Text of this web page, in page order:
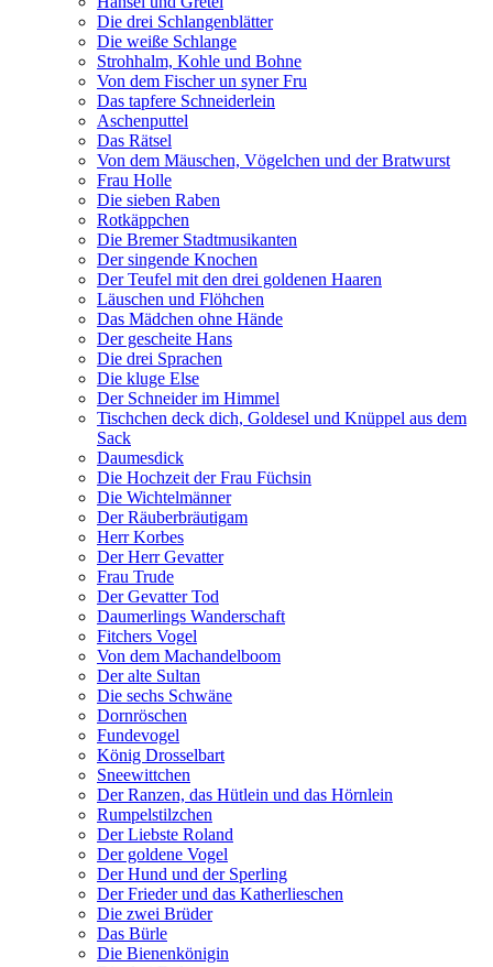
Die drei Schlangenblätter
Die weiße Schlange
Strohhalm, Kohle und Bohne
Von dem Fischer un syner Fru
Das tapfere Schneiderlein
Aschenputtel
Das Rätsel
Von dem Mäuschen, Vögelchen und der Bratwurst
Frau Holle
Die sieben Raben
Rotkäppchen
Die Bremer Stadtmusikanten
Der singende Knochen
Der Teufel mit den drei goldenen Haaren
Läuschen und Flöhchen
Das Mädchen ohne Hände
Der gescheite Hans
Die drei Sprachen
Die kluge Else
Der Schneider im Himmel
Tischchen deck dich, Goldesel und Knüppel aus dem
Sack
Daumesdick
Die Hochzeit der Frau Füchsin
Die Wichtelmänner
Der Räuberbräutigam
Herr Korbes
Der Herr Gevatter
Frau Trude
Der Gevatter Tod
Daumerlings Wanderschaft
Fitchers Vogel
Von dem Machandelboom
Der alte Sultan
Die sechs Schwäne
Dornröschen
Fundevogel
König Drosselbart
Sneewittchen
Der Ranzen, das Hütlein und das Hörnlein
Rumpelstilzchen
Der Liebste Roland
Der goldene Vogel
Der Hund und der Sperling
Der Frieder und das Katherlieschen
Die zwei Brüder
Das Bürle
Die Bienenkönigin